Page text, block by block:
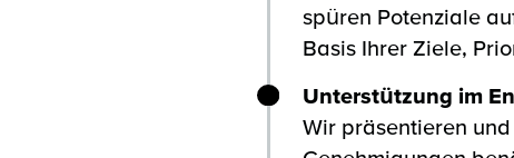
spüren Potenziale
Basis Ihrer Ziele,
Unterstützung im
Wir präsentieren